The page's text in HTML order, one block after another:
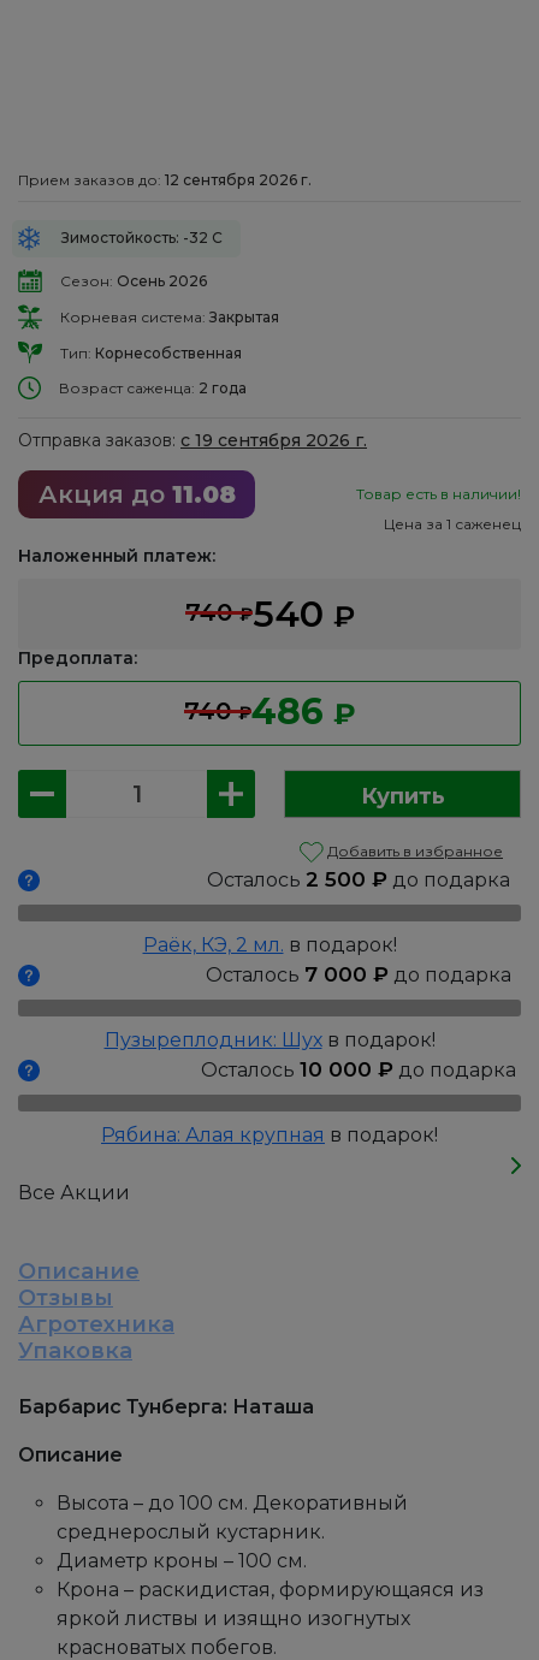
Прием заказов до: 12 сентября 2026 г.
Зимостойкость: -32 С
Сезон: Осень 2026
Корневая система: Закрытая
Тип: Корнесобственная
Возраст саженца: 2 года
Отправка заказов: с 19 сентября 2026 г.
Акция до 11.08
Товар есть в наличии!
Цена за 1 саженец
Наложенный платеж:
740₽540 ₽
Предоплата:
740₽486 ₽
Количество
товара
Тунберга:
Наташа,
Р9
Купить
Добавить в избранное
Осталось 2 500 ₽ до подарка
Раёк, КЭ, 2 мл. в подарок!
Осталось 7 000 ₽ до подарка
Пузыреплодник: Шухв подарок!
Осталось 10 000 ₽ до подарка
Рябина: Алая крупная в подарок!
Все Акции
Описание
Отзывы
Агротехника
Упаковка
Барбарис Тунберга: Наташа
Описание
Высота – до 100 см. Декоративный
среднерослый кустарник.
Диаметр кроны – 100 см.
Крона – раскидистая, формирующаяся из
яркой листвы и изящно изогнутых
красноватых побегов.